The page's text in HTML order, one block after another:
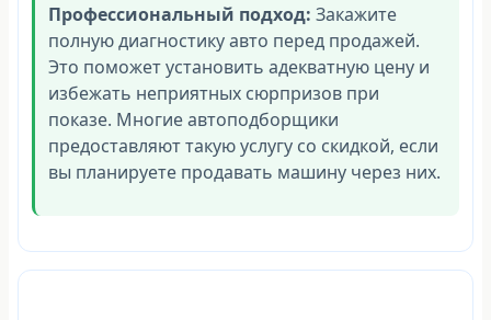
Профессиональный подход: Закажите
полную диагностику авто перед продажей.
Это поможет установить адекватную цену и
избежать неприятных сюрпризов при
показе. Многие автоподборщики
предоставляют такую услугу со скидкой, если
вы планируете продавать машину через них.